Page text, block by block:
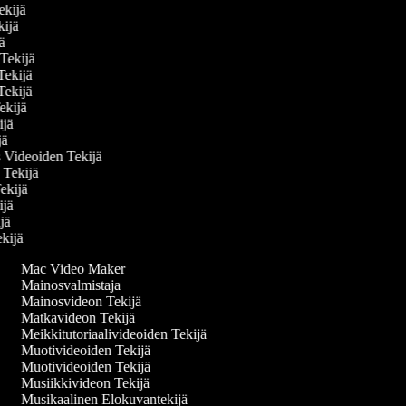
Videoiden Tekijä
Tekijä
Mac Video Maker
Mainosvalmistaja
Mainosvideon Tekijä
Matkavideon Tekijä
Meikkitutoriaalivideoiden Tekijä
Muotivideoiden Tekijä
Muotivideoiden Tekijä
Musiikkivideon Tekijä
Musikaalinen Elokuvantekijä